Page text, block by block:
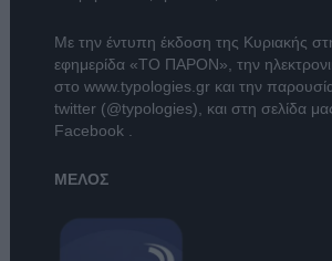
Με την έντυπη έκδοση της Κυριακής
εφημερίδα «ΤΟ ΠΑΡΟΝ» , την
στο www.typologies.grκαι την
twitter (@typologies) , και στη σελίδα
Facebook
ΜΕΛΟΣ